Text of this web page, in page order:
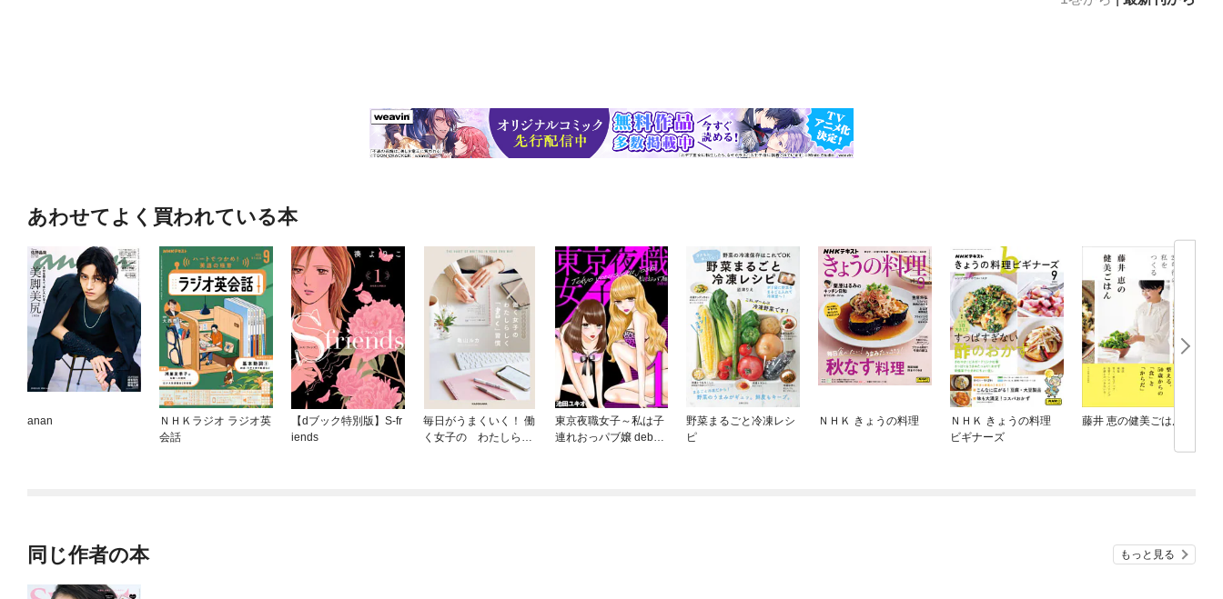
あわせてよく買われている本
anan
ＮＨＫラジオ ラジオ英
会話
【dブック特別版】S-fr
iends
毎日がうまくいく！ 働
く女子の わたしらし
東京夜職女子～私は子
連れおっパブ嬢 debut
野菜まるごと冷凍レシ
ピ
ＮＨＫ きょうの料理
ＮＨＫ きょうの料理
ビギナーズ
藤井 恵の健美ごはん
同じ作者の本 もっと見る